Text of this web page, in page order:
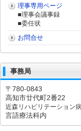
理事専用ページ
■理事会議事録
■委任状
お問合せ
事務局
〒780-0843
高知市廿代町2番22
近森リハビリテーション
言語療法科内